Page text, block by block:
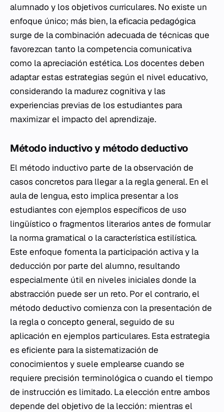
alumnado y los objetivos curriculares. No existe un
enfoque único; más bien, la eficacia pedagógica
surge de la combinación adecuada de técnicas que
favorezcan tanto la competencia comunicativa
como la apreciación estética. Los docentes deben
adaptar estas estrategias según el nivel educativo,
considerando la madurez cognitiva y las
experiencias previas de los estudiantes para
maximizar el impacto del aprendizaje.
Método inductivo y método deductivo
El método inductivo parte de la observación de
casos concretos para llegar a la regla general. En el
aula de lengua, esto implica presentar a los
estudiantes con ejemplos específicos de uso
lingüístico o fragmentos literarios antes de formular
la norma gramatical o la característica estilística.
Este enfoque fomenta la participación activa y la
deducción por parte del alumno, resultando
especialmente útil en niveles iniciales donde la
abstracción puede ser un reto. Por el contrario, el
método deductivo comienza con la presentación de
la regla o concepto general, seguido de su
aplicación en ejemplos particulares. Esta estrategia
es eficiente para la sistematización de
conocimientos y suele emplearse cuando se
requiere precisión terminológica o cuando el tiempo
de instrucción es limitado. La elección entre ambos
depende del objetivo de la lección: mientras el